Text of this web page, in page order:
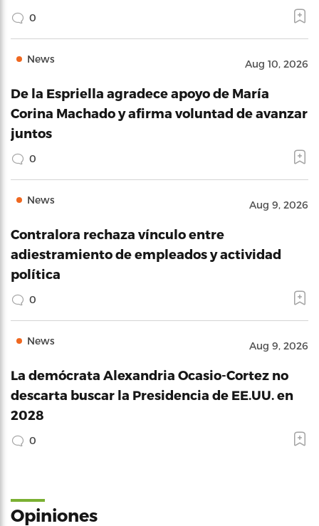
0
News Aug 10, 2026
De la Espriella agradece apoyo de María
Corina Machado y afirma voluntad de avanzar
juntos
0
News Aug 9, 2026
Contralora rechaza vínculo entre
adiestramiento de empleados y actividad
política
0
News Aug 9, 2026
La demócrata Alexandria Ocasio-Cortez no
descarta buscar la Presidencia de EE.UU. en
2028
0
Opiniones